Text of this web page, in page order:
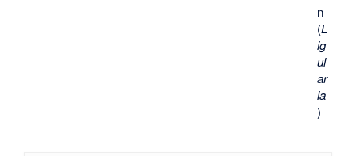
n
(L
ig
ul
ar
ia
)